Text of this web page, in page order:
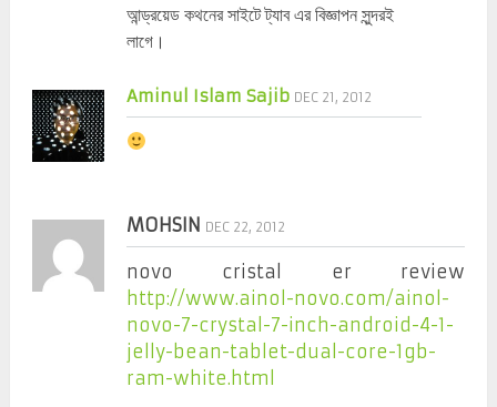
আন্ড্রয়েড কথনের সাইটে ট্যাব এর বিজ্ঞাপন সুন্দরই
লাগে।
Aminul Islam Sajib DEC 21, 2012
MOHSIN DEC 22, 2012
novo cristal er review
http://www.ainol-novo.com/ainol-
novo-7-crystal-7-inch-android-4-1-
jelly-bean-tablet-dual-core-1gb-
ram-white.html